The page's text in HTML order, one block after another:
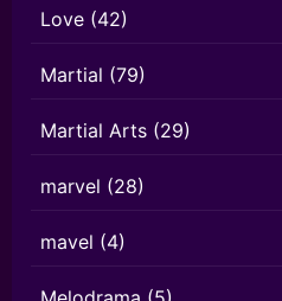
Love (42)
Martial (79)
Martial Arts (29)
marvel (28)
mavel (4)